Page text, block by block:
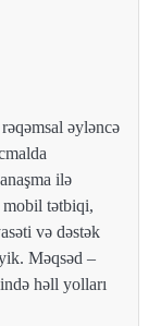
əyləncə
ilə
mobil tətbiqi,
və dəstək
Məqsəd –
həll yolları